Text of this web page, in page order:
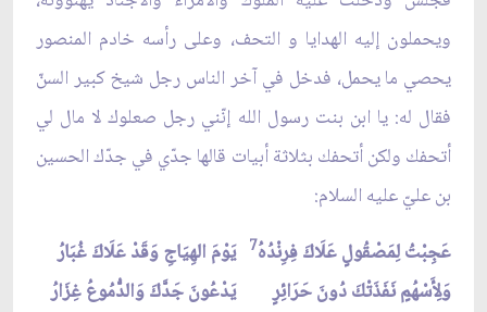
ويحملون إليه الهدايا و التحف، وعلى رأسه خادم المنصور
يحصي ما يحمل، فدخل في آخر الناس رجل شيخ كبير السنّ
فقال له: يا ابن بنت رسول الله إنّني رجل صعلوك لا مال لي
أتحفك ولكن أتحفك بثلاثة أبيات قالها جدّي في جدّك الحسين
بن عليّ عليه السلام:
عَجِبْتُ لِمَصْقُولٍ عَلَاكَ فِرِنْدُهُ7
وَلِأَسْهُمٍ نَفَذَتْكَ دُونَ حَرَائِرٍ
يَوْمَ الهِيَاجِ وَقَدْ عَلَاكَ غُبَارُ
يَدْعُونَ جَدَّكَ وَالدُّمُوعُ غِزَارُ